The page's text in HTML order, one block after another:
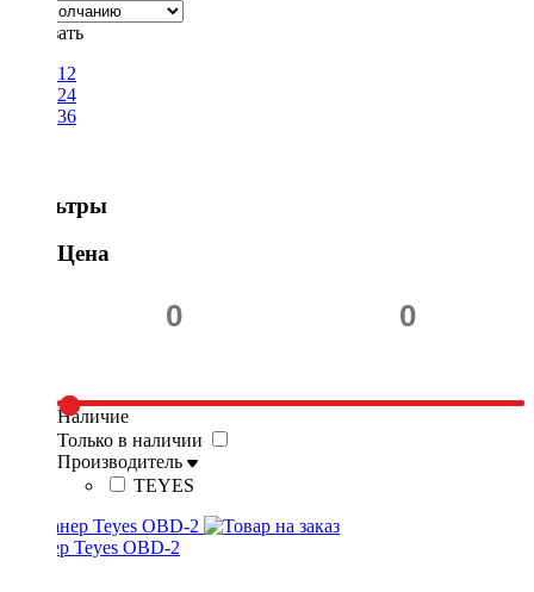
Показать
12
24
36
Фильтры
Цена
Наличие
Только в наличии
Производитель
TEYES
Сканер Teyes OBD-2